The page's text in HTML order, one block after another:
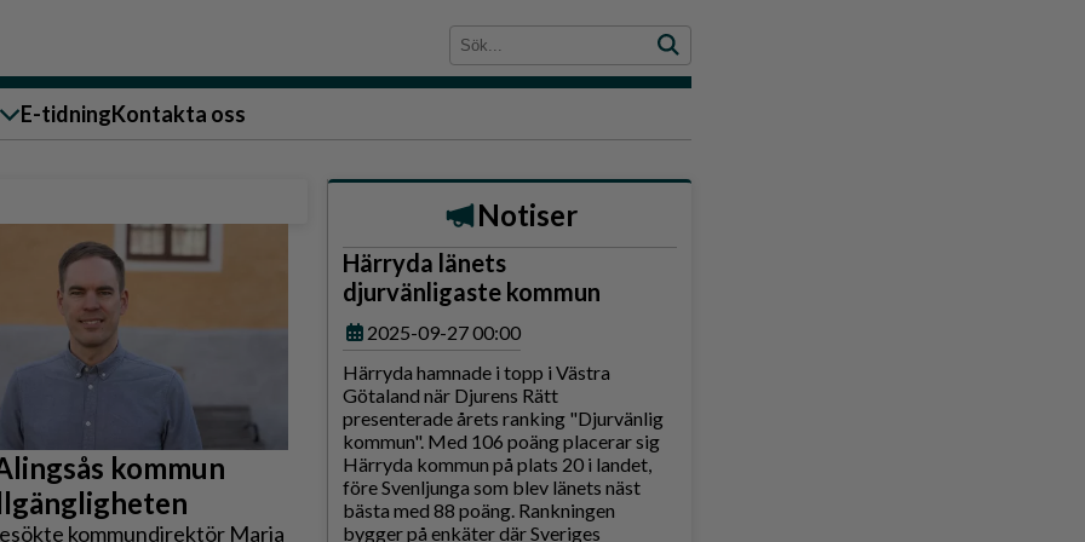
E-tidningKontakta oss
kommun
kommundirektör Maria
Notiser
Härryda länets
djurvänligaste kommun
2025-09-27 00:00
Härryda hamnade i topp i Västra
Götaland när Djurens Rätt
presenterade årets ranking "Djurvänlig
kommun". Med 106 poäng placerar sig
Härryda kommun på plats 20 i landet,
före Svenljunga som blev länets näst
bästa med 88 poäng. Rankningen
bygger på enkäter där Sveriges